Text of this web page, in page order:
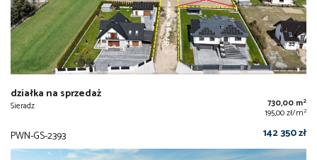
działka na sprzedaż
Sieradz 730,00 m2
195,00 zł/m2
PWN-GS-2393 142 350 zł